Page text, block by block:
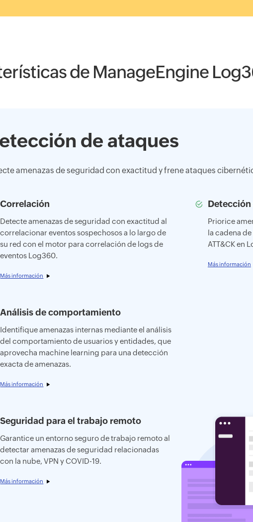
de ManageEngine
de ataques
amenazas de seguridad con exactitud y frene ataques
Correlación
Detecte amenazas de seguridad con exactitud al
correlacionar eventos sospechosos a lo largo de
su red con el motor para correlación de logs de
eventos Log360.
Más información
Análisis de comportamiento
Identifique amenazas internas mediante el análisis
del comportamiento de usuarios y entidades, que
aprovecha machine learning para una detección
exacta de amenazas.
Más información
Seguridad para el trabajo remoto
Garantice un entorno seguro de trabajo remoto al
detectar amenazas de seguridad relacionadas
con la nube, VPN y COVID-19.
Más información
Detección
Priorice
la cadena
ATT&CK en
Más información